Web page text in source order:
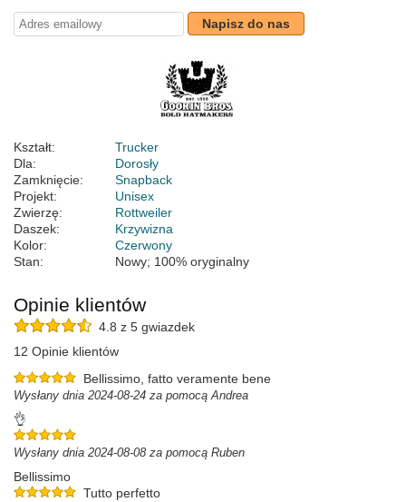
Napisz do nas
Kształt:
Trucker
Dla:
Dorosły
Zamknięcie:
Snapback
Projekt:
Unisex
Zwierzę:
Rottweiler
Daszek:
Krzywizna
Kolor:
Czerwony
Stan:
Nowy; 100% oryginalny
Opinie klientów
4.8 z 5 gwiazdek
12 Opinie klientów
Bellissimo, fatto veramente bene
Wysłany dnia 2024-08-24 za pomocą Andrea
👌
Wysłany dnia 2024-08-08 za pomocą Ruben
Bellissimo
Tutto perfetto